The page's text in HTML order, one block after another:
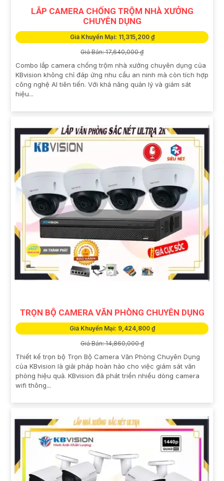
LẮP CAMERA CHỐNG TRỘM NHÀ XƯỞNG
CHUYÊN DỤNG
Giá Khuyến Mại: 11,315,200 ₫
Giá Bán: 17,640,000 ₫
Combo lắp camera chống trộm nhà xưởng chuyên dụng của
KBvision không chỉ đáp ứng nhu cầu an ninh mà còn tích hợp
công nghệ AI tiên tiến. Với khả năng quản lý và giám sát
hiệu...
TRỌN BỘ CAMERA VĂN PHÒNG CHUYÊN DỤNG
Giá Khuyến Mại: 9,424,800 ₫
Giá Bán: 14,860,000 ₫
Thiết kế trọn bộ Trọn Bộ Camera Văn Phòng Chuyên Dụng
của KBvision là giải pháp hoàn hảo cho việc giám sát văn
phòng hiệu quả. KBvision đã phát triển nhiều dòng camera
wifi thông...